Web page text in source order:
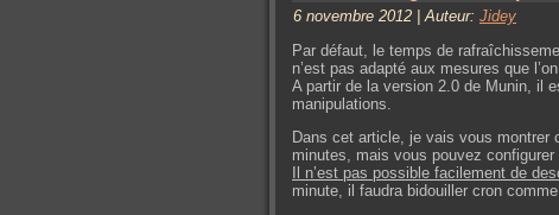
6 novembre 2012 | Auteur: Jidey
Par défaut, le temps de
n’est pas adapté aux mesures que
A partir de la version 2.0 de Munin, il
manipulations.
Dans cet article, je vais vous montrer
minutes, mais vous pouvez configurer
Il n’est pas possible facilement de
minute, il faudra bidouiller cron comme